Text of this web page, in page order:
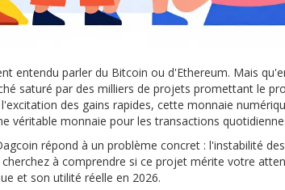
entendu parler du Bitcoin ou d'Ethereum. Mais
saturé par des milliers de projets promettant le
des gains rapides, cette monnaie
véritable monnaie pour les transactions
répond à un problème concret : l'instabilité
à comprendre si ce projet mérite votre
et son utilité réelle en 2026.